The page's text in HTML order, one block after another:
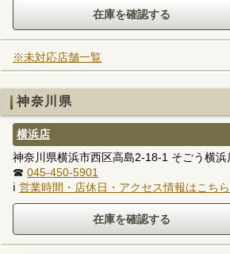
※未対応店舗一覧
神奈川県
横浜店
神奈川県横浜市西区高島2-18-1 そごう横浜
☎ 045-450-5901
ℹ 営業時間・店休日・アクセス情報はこちら